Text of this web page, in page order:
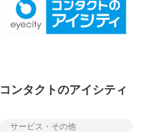
コンタクトのアイシティ
サービス・その他